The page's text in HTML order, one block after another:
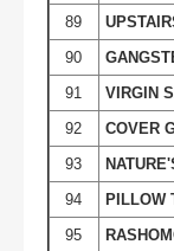
89
90
91
VIRGIN
92
COVER
93
94
PILLOW
95